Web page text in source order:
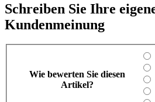
Schreiben Sie Ihre
Kundenmeinung
Wie bewerten Sie diesen
Artikel?